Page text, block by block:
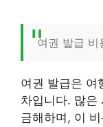
여권 발급 비
여권 발급은 여
차입니다. 많은
금해하며, 이